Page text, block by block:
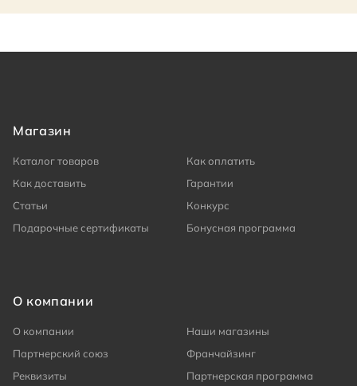
Магазин
Каталог товаров
Как оплатить
Как доставить
Гарантии
Статьи
Конкурс
Подарочные сертификаты
Бонусная программа
О компании
О компании
Наши магазины
Партнерский союз
Франчайзинг
Реквизиты
Партнерская программа